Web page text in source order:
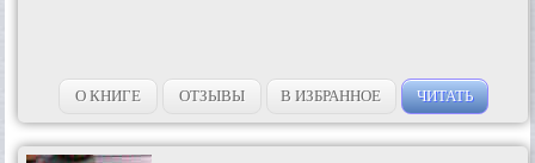
О КНИГЕ ОТЗЫВЫ В ИЗБРАННОЕ ЧИТАТЬ